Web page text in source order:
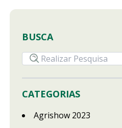
BUSCA
CATEGORIAS
Agrishow 2023